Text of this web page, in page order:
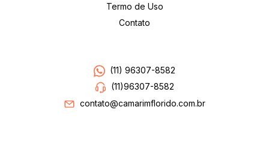
Termo de Uso
Contato
(11) 96307-8582
(11)96307-8582
contato@camarimflorido.com.br